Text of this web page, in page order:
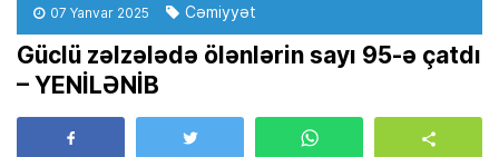
07 Yanvar 2025 Cəmiyyət
Güclü zəlzələdə ölənlərin sayı 95-ə çatdı
– YENİLƏNİB